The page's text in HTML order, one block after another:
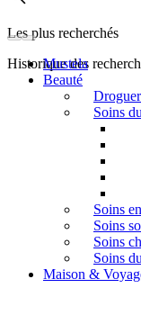
Les plus recherchés
Historique des
Mustela
Beauté
Soins
Soins
Soins
Soins
Soins
Maison &